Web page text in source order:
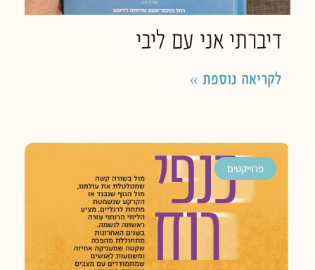
דיברתי אני עם ליבי
לקריאה נוספת »
פרוייקטים